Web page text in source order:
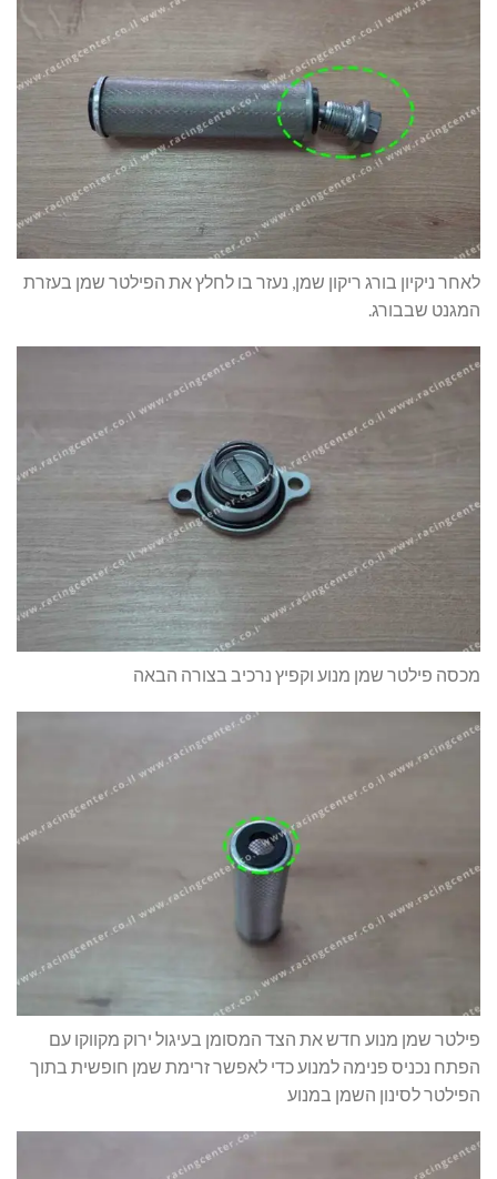
לאחר ניקיון בורג ריקון שמן, נעזר בו לחלץ את הפילטר שמן בעזרת
המגנט שבבורג.
מכסה פילטר שמן מנוע וקפיץ נרכיב בצורה הבאה
פילטר שמן מנוע חדש את הצד המסומן בעיגול ירוק מקווקו עם
הפתח נכניס פנימה למנוע כדי לאפשר זרימת שמן חופשית בתוך
הפילטר לסינון השמן במנוע